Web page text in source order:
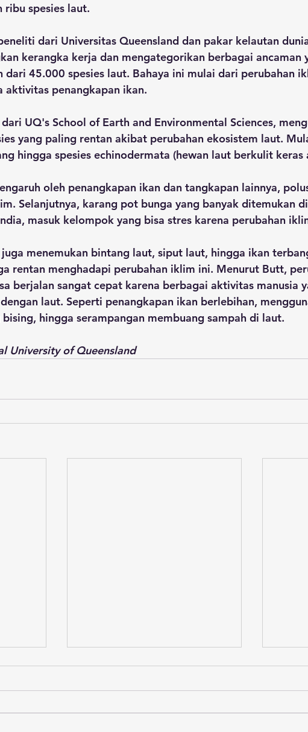
ribu spesies laut.
dari Universitas Queensland dan pakar kelautan
kerangka kerja dan mengategorikan berbagai ancaman
dari 45.000 spesies laut. Bahaya ini mulai dari perubahan
aktivitas penangkapan ikan.
UQ's School of Earth and Environmental Sciences,
yang paling rentan akibat perubahan ekosistem laut.
hingga spesies echinodermata (hewan laut berkulit keras
oleh penangkapan ikan dan tangkapan lainnya,
Selanjutnya, karang pot bunga yang banyak ditemukan
masuk kelompok yang bisa stres karena perubahan
menemukan bintang laut, siput laut, hingga ikan
rentan menghadapi perubahan iklim ini. Menurut Butt,
berjalan sangat cepat karena berbagai aktivitas manusia
laut. Seperti penangkapan ikan berlebihan,
hingga serampangan membuang sampah di laut.
University of Queensland